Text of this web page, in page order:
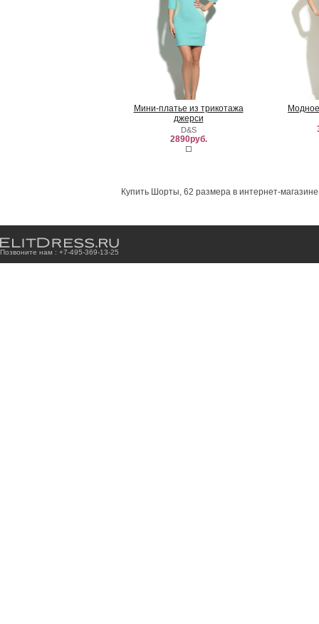
Мини-платье из трикотажа
джерси
D&S
2890руб.
Купить Шорты, 62 размера в интернет-
Позвоните нам : +7-495-369-13-25